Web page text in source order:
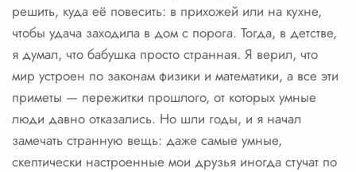
решить, куда её повесить: в прихожей или на кухне,
чтобы удача заходила в дом с порога. Тогда, в детстве,
я думал, что бабушка просто странная. Я верил, что
мир устроен по законам физики и математики, а все эти
приметы — пережитки прошлого, от которых умные
люди давно отказались. Но шли годы, и я начал
замечать странную вещь: даже самые умные,
скептически настроенные мои друзья иногда стучат по